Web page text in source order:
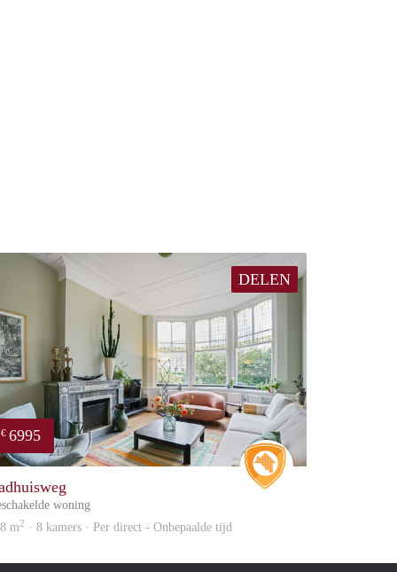
DELEN
€ 6995
woning
m2 · 8 kamers · Per direct - Onbepaalde tijd